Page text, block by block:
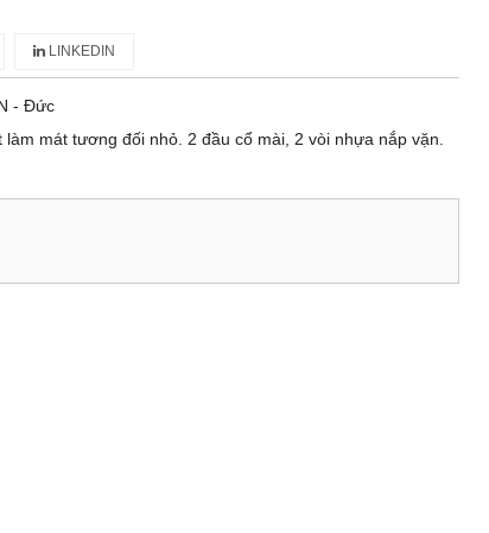
LINKEDIN
- Đức
mát tương đối nhỏ. 2 đầu cổ mài, 2 vòi nhựa nắp vặn.